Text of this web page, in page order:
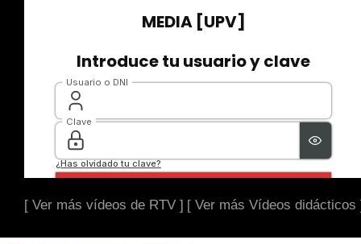
[ Ver más vídeos de RTV ] [ Ver más Vídeos didácticos